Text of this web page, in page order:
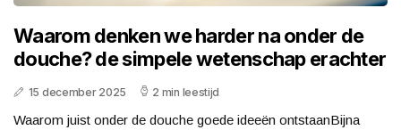
Waarom denken we harder na onder de
douche? de simpele wetenschap erachter
15 december 2025 2 min leestijd
Waarom juist onder de douche goede ideeën ontstaanBijna